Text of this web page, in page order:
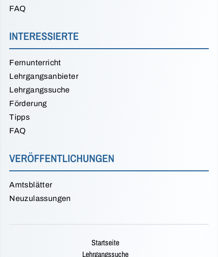
FAQ
INTERESSIERTE
Fernunterricht
Lehrgangsanbieter
Lehrgangssuche
Förderung
Tipps
FAQ
VERÖFFENTLICHUNGEN
Amtsblätter
Neuzulassungen
Startseite
Lehrgangssuche